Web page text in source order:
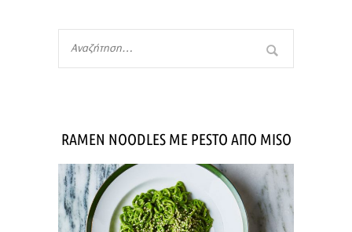
RAMEN NOODLES ME PESTO ΑΠΟ MISO